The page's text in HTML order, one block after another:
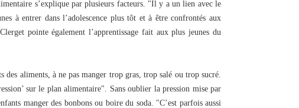
s’explique par plusieurs facteurs. "Il y a un lien avec le
à entrer dans l’adolescence plus tôt et à être confrontés aux
pointe également l’apprentissage fait aux plus jeunes du
aliments, à ne pas manger trop gras, trop salé ou trop sucré.
sur le plan alimentaire". Sans oublier la pression mise par
manger des bonbons ou boire du soda. "C’est parfois aussi